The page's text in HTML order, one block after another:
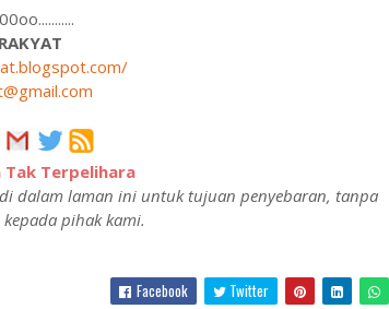
Terpelihara
dalam laman ini untuk tujuan penyebaran, tanpa
pihak kami.
Facebook Twitter